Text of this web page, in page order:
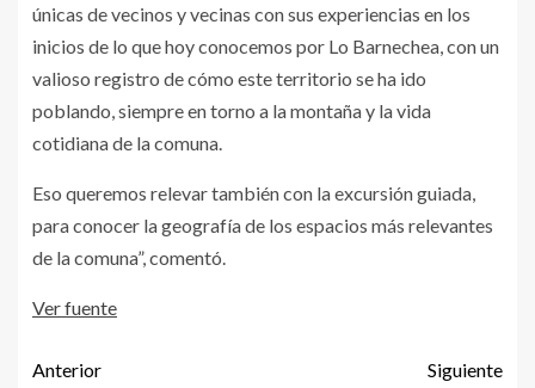
únicas de vecinos y vecinas con sus experiencias en los
inicios de lo que hoy conocemos por Lo Barnechea, con un
valioso registro de cómo este territorio se ha ido
poblando, siempre en torno a la montaña y la vida
cotidiana de la comuna.
Eso queremos relevar también con la excursión guiada,
para conocer la geografía de los espacios más relevantes
de la comuna”, comentó.
Ver fuente
Anterior
Siguiente